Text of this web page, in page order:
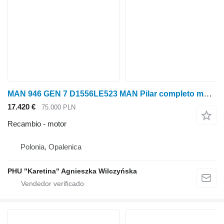
MAN 946 GEN 7 D1556LE523 MAN Pilar completo motor para Fendt 946 GEN 7 tractor de ruedas
17.420 € 75.000 PLN
Recambio - motor
Polonia, Opalenica
PHU "Karetina" Agnieszka Wilczyńska